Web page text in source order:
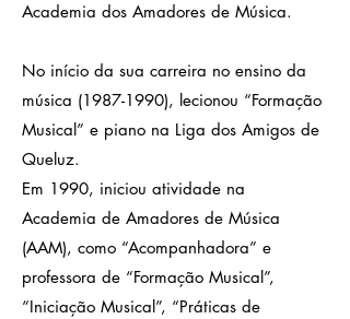
Academia dos Amadores de Música.
No início da sua carreira no ensino da
música (1987-1990), lecionou “Formação
Musical” e piano na Liga dos Amigos de
Queluz.
Em 1990, iniciou atividade na
Academia de Amadores de Música
(AAM), como “Acompanhadora” e
professora de “Formação Musical”,
“Iniciação Musical”, “Práticas de